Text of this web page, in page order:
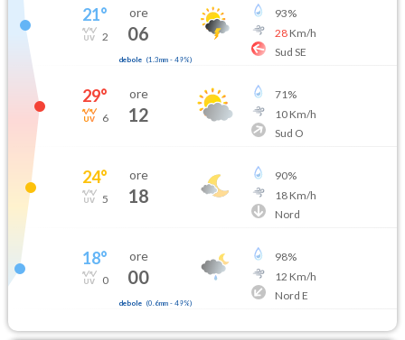
21°
2
ore
06
debole (1.3mm- 49%)
93%
28Km/h
Sud SE
29°
6
ore
12
71%
10Km/h
Sud O
24°
5
ore
18
90%
18Km/h
Nord
18°
0
ore
00
debole (0.6mm- 49%)
98%
12 Km/h
Nord E